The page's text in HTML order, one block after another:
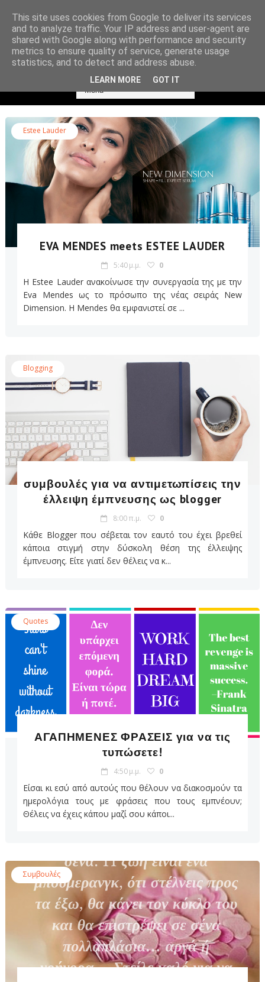
Estee Lauder
EVA MENDES meets ESTEE LAUDER
5:40 μ.μ. 0
H Estee Lauder ανακοίνωσε την συνεργασία της με την
Eva Mendes ως το πρόσωπο της νέας σειράς New
Dimension. Η Mendes θα εμφανιστεί σε ...
Blogging
συμβουλές για να αντιμετωπίσεις την
έλλειψη έμπνευσης ως blogger
8:00 π.μ. 0
Κάθε Blogger που σέβεται τον εαυτό του έχει βρεθεί
κάποια στιγμή στην δύσκολη θέση της έλλειψης
έμπνευσης. Είτε γιατί δεν θέλεις να κ...
Quotes
ΑΓΑΠΗΜΕΝΕΣ ΦΡΑΣΕΙΣ για να τις
τυπώσετε!
4:50 μ.μ. 0
Είσαι κι εσύ από αυτούς που θέλουν να διακοσμούν τα
ημερολόγια τους με φράσεις που τους εμπνέουν;
Θέλεις να έχεις κάπου μαζί σου κάποι...
Συμβουλές
This site uses cookies from Google to deliver its services
and to analyze traffic. Your IP address and user-agent are
shared with Google along with performance and security
metrics to ensure quality of service, generate usage
statistics, and to detect and address abuse.
LEARN MORE GOT IT